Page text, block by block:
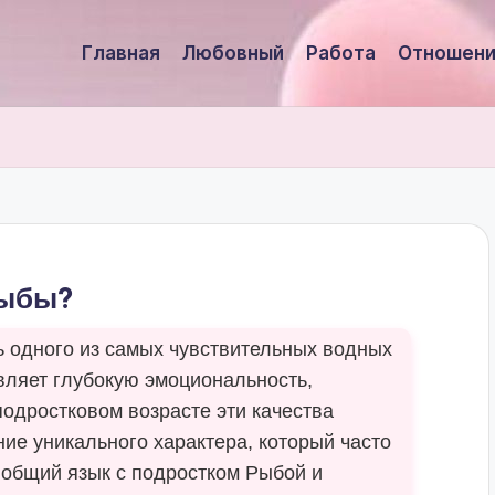
Главная Любовный Работа
из самых чувствительных водных
глубокую эмоциональность,
возрасте эти качества
уникального характера, который часто
язык с подростком Рыбой и